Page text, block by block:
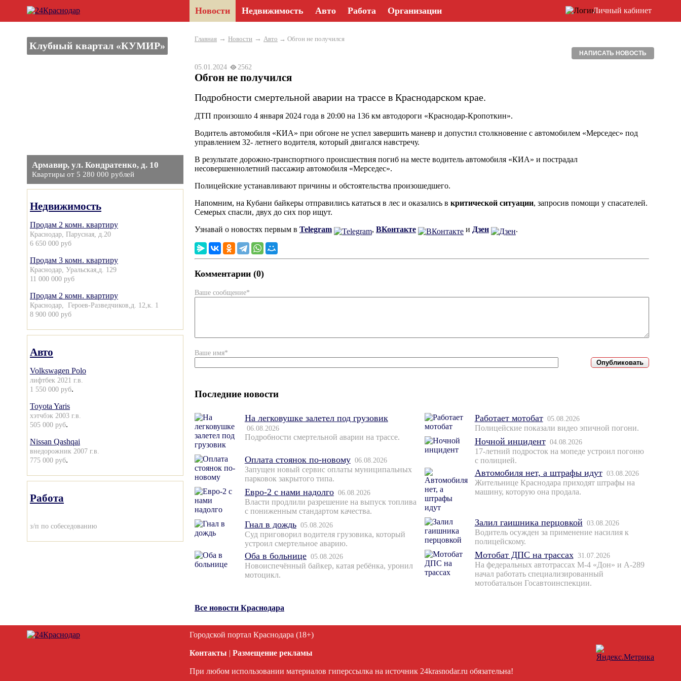
Новости Недвижимость Авто Работа Организации Личный кабинет
Клубный квартал «КУМИР»
Армавир, ул. Кондратенко, д. 10
Квартиры от 5 280 000 рублей
Недвижимость
Продам 2 комн. квартиру
Краснодар, Парусная, д.20
6 650 000 руб
Продам 3 комн. квартиру
Краснодар, Уральская,д. 129
11 000 000 руб
Продам 2 комн. квартиру
Краснодар, Героев-Разведчиков,д. 12,к. 1
8 900 000 руб
Авто
Volkswagen Polo
лифтбек 2021 г.в.
1 550 000 руб.
Toyota Yaris
хэтчбэк 2003 г.в.
505 000 руб.
Nissan Qashqai
внедорожник 2007 г.в.
775 000 руб.
Работа
з/п по собеседованию
Главная → Новости → Авто → Обгон не получился
НАПИСАТЬ НОВОСТЬ
05.01.2024 2562
Обгон не получился
Подробности смертельной аварии на трассе в Краснодарском крае.
ДТП произошло 4 января 2024 года в 20:00 на 136 км автодороги «Краснодар-Кропоткин».
Водитель автомобиля «КИА» при обгоне не успел завершить маневр и допустил столкновение с автомобилем «Мерседес» под
управлением 32- летнего водителя, который двигался навстречу.
В результате дорожно-транспортного происшествия погиб на месте водитель автомобиля «КИА» и пострадал
несовершеннолетний пассажир автомобиля «Мерседес».
Полицейские устанавливают причины и обстоятельства произошедшего.
Напомним, на Кубани байкеры отправились кататься в лес и оказались в критической ситуации, запросив помощи у спасателей.
Семерых спасли, двух до сих пор ищут.
Узнавай о новостях первым в Telegram , ВКонтакте и Дзен .
Комментарии (0)
Ваше сообщение*
Ваше имя*
Последние новости
На легковушке залетел под грузовик
06.08.2026
Подробности смертельной аварии на трассе.
Оплата стоянок по-новому 06.08.2026
Запущен новый сервис оплаты муниципальных
парковок закрытого типа.
Евро-2 с нами надолго 06.08.2026
Власти продлили разрешение на выпуск топлива
с пониженным стандартом качества.
Гнал в дождь 05.08.2026
Суд приговорил водителя грузовика, который
устроил смертельное аварию.
Оба в больнице 05.08.2026
Новоиспечённый байкер, катая ребёнка, уронил
мотоцикл.
Работает мотобат 05.08.2026
Полицейские показали видео эпичной погони.
Ночной инцидент 04.08.2026
17-летний подросток на мопеде устроил погоню
с полицией.
Автомобиля нет, а штрафы идут 03.08.2026
Жительнице Краснодара приходят штрафы на
машину, которую она продала.
Залил гаишника перцовкой 03.08.2026
Водитель осужден за применение насилия к
полицейскому.
Мотобат ДПС на трассах 31.07.2026
На федеральных автотрассах М-4 «Дон» и А-289
начал работать специализированный
мотобатальон Госавтоинспекции.
Все новости Краснодара
Городской портал Краснодара (18+)
Контакты | Размещение рекламы
При любом использовании материалов гиперссылка на источник 24krasnodar.ru обязательна!